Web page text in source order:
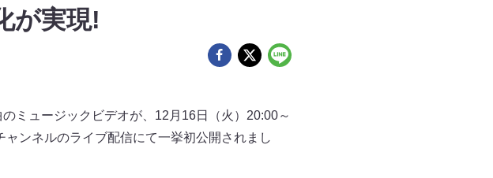
が実現!
ミュージックビデオが、12月16日（火）20:00～
ンネルのライブ配信にて一挙初公開されまし